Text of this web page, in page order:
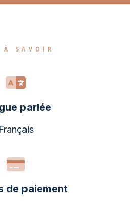
À SAVOIR
parlée
Français
de paiement